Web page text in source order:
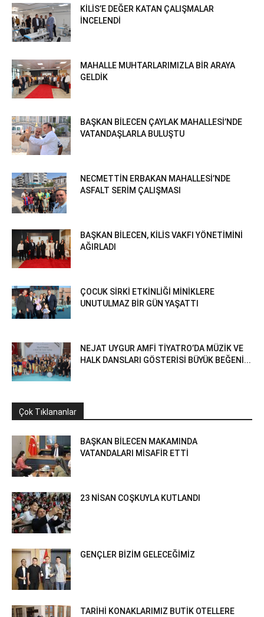
KİLİS’E DEĞER KATAN ÇALIŞMALAR
İNCELENDİ
MAHALLE MUHTARLARIMIZLA BİR ARAYA
GELDİK
BAŞKAN BİLECEN ÇAYLAK MAHALLESİ’NDE
VATANDAŞLARLA BULUŞTU
NECMETTİN ERBAKAN MAHALLESİ’NDE
ASFALT SERİM ÇALIŞMASI
BAŞKAN BİLECEN, KİLİS VAKFI YÖNETİMİNİ
AĞIRLADI
ÇOCUK SİRKİ ETKİNLİĞİ MİNİKLERE
UNUTULMAZ BİR GÜN YAŞATTI
NEJAT UYGUR AMFİ TİYATRO’DA MÜZİK VE
HALK DANSLARI GÖSTERİSİ BÜYÜK BEĞENİ...
Çok Tıklananlar
BAŞKAN BİLECEN MAKAMINDA
VATANDALARI MİSAFİR ETTİ
23 NİSAN COŞKUYLA KUTLANDI
GENÇLER BİZİM GELECEĞİMİZ
TARİHİ KONAKLARIMIZ BUTİK OTELLERE